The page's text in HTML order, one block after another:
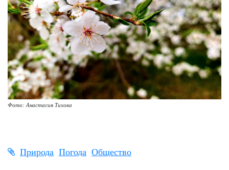
Фото: Анастасия Тихова
Природа Погода Общество